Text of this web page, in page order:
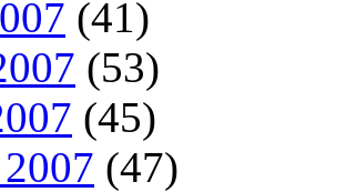
(41)
(53)
(45)
(47)